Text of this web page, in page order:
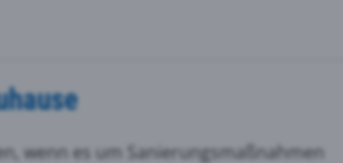
wenn es um Sanierungsmaßnahmen